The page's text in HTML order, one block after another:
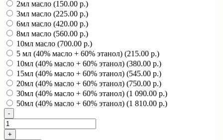
2мл масло (150.00 р.)
3мл масло (225.00 р.)
6мл масло (420.00 р.)
8мл масло (560.00 р.)
10мл масло (700.00 р.)
5 мл (40% масло + 60% этанол) (215.00 р.)
10мл (40% масло + 60% этанол) (380.00 р.)
15мл (40% масло + 60% этанол) (545.00 р.)
20мл (40% масло + 60% этанол) (750.00 р.)
30мл (40% масло + 60% этанол) (1 090.00 р.)
50мл (40% масло + 60% этанол) (1 810.00 р.)